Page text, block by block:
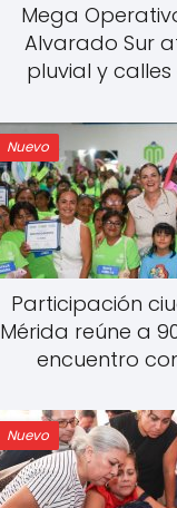
Mega
Alvarado Sur
pluvial y calles
Nuevo
Participación
Mérida reúne a
encuentro
Nuevo